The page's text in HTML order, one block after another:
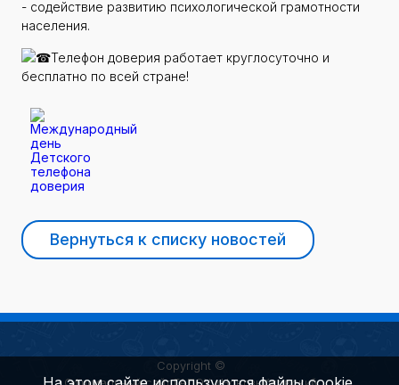
- содействие развитию психологической грамотности
населения.
Телефон доверия работает круглосуточно и
бесплатно по всей стране!
Вернуться к списку новостей
Copyright ©